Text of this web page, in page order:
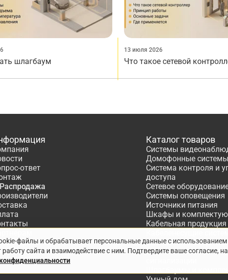
шлагбаум
13 июля 2026
Что такое сетевой
ответ
Каталог товаров
Системы
Домофонные системы
Система контроля и
доступа
Сетевое
Системы оповещения
Источники питания
Шкафы и
Кабельная продукция
Расходные
Системы охранно-
файлы и обрабатывает персональные данные с
сайта и взаимодействие с ним. Подтвердите ваше согласие,